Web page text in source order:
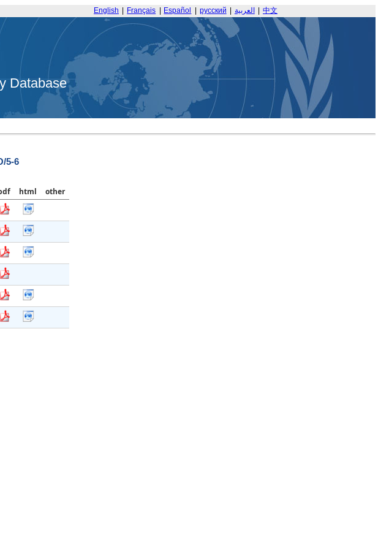
English Français Español русский العربية 中文
Database
5-6
html
other